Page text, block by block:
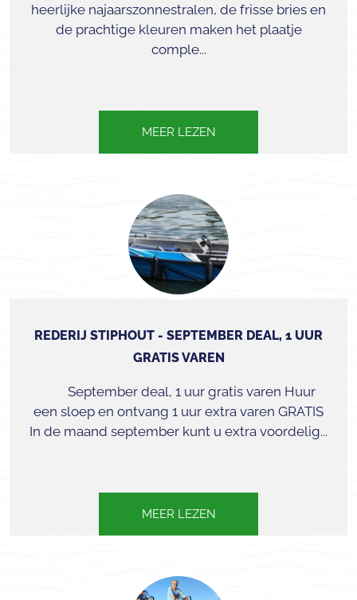
heerlijke najaarszonnestralen, de frisse bries en
de prachtige kleuren maken het plaatje
comple...
MEER LEZEN
REDERIJ STIPHOUT - SEPTEMBER DEAL, 1 UUR
GRATIS VAREN
September deal, 1 uur gratis varen Huur
een sloep en ontvang 1 uur extra varen GRATIS
In de maand september kunt u extra voordelig...
MEER LEZEN